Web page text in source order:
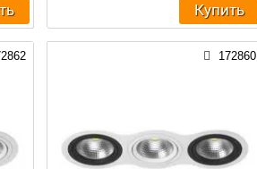
Купить
172860